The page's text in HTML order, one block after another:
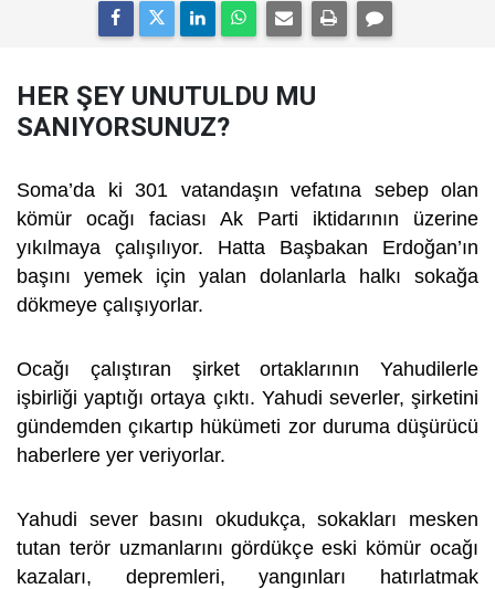
HER ŞEY UNUTULDU MU
SANIYORSUNUZ?
Soma’da ki 301 vatandaşın vefatına sebep olan
kömür ocağı faciası Ak Parti iktidarının üzerine
yıkılmaya çalışılıyor. Hatta Başbakan Erdoğan’ın
başını yemek için yalan dolanlarla halkı sokağa
dökmeye çalışıyorlar.
Ocağı çalıştıran şirket ortaklarının Yahudilerle
işbirliği yaptığı ortaya çıktı. Yahudi severler, şirketini
gündemden çıkartıp hükümeti zor duruma düşürücü
haberlere yer veriyorlar.
Yahudi sever basını okudukça, sokakları mesken
tutan terör uzmanlarını gördükçe eski kömür ocağı
kazaları, depremleri, yangınları hatırlatmak